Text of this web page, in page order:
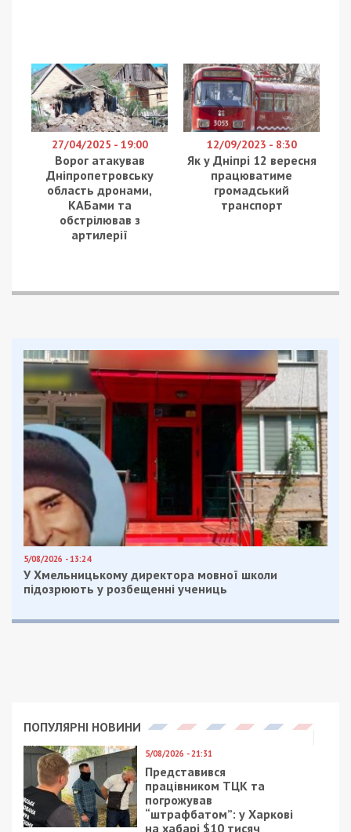
27/04/2025 - 19:00
Ворог атакував
Дніпропетровську
область дронами,
КАБами та
обстрілював з
артилерії
12/09/2023 - 8:30
Як у Дніпрі 12 вересня
працюватиме
громадський
транспорт
5/08/2026 - 13:24
У Хмельницькому директора мовної школи
підозрюють у розбещенні учениць
ПОПУЛЯРНІ НОВИНИ
5/08/2026 - 21:31
Представився
працівником ТЦК та
погрожував
“штрафбатом”: у Харкові
на хабарі $10 тисяч